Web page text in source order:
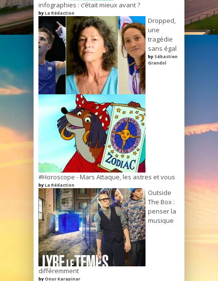
infographies : c’était mieux avant ?
byLa Rédaction
Dropped,
une
tragédie
sans égal
by Sébastien
Grandol
#Horoscope - Mars Attaque, les astres et vous
byLa Rédaction
Outside
The Box :
penser la
musique
différemment
byOnur Karapinar